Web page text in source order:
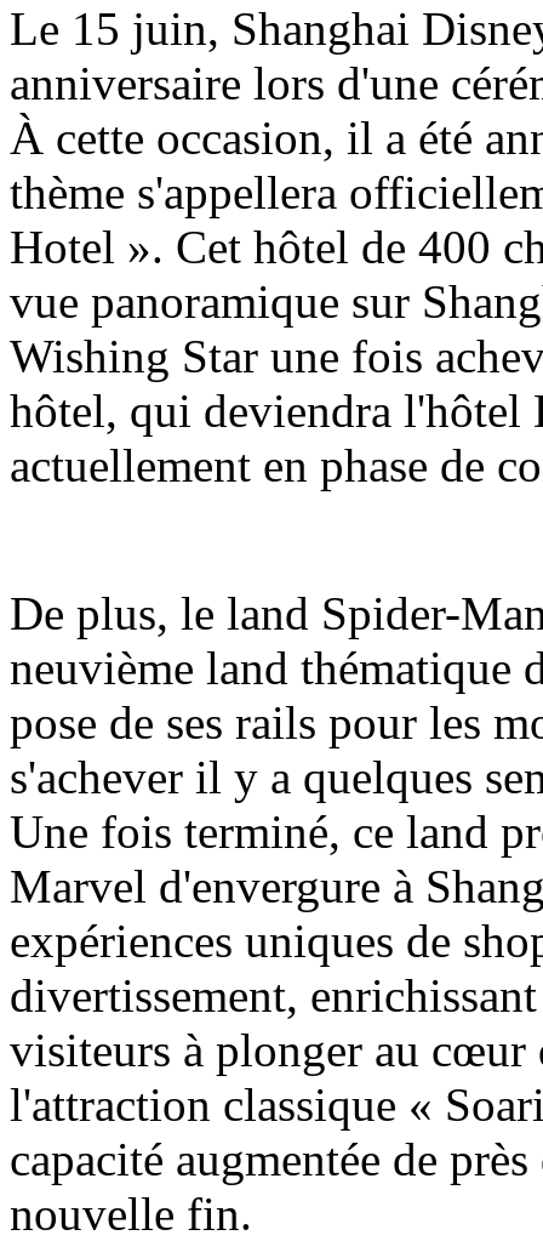
Le 15 juin, Shanghai
anniversaire lors d'une
À cette occasion, il a été
thème s'appellera
Hotel ». Cet hôtel de 400
vue panoramique sur
Wishing Star une fois
hôtel, qui deviendra l'hôtel
actuellement en phase de
De plus, le land Spider-
neuvième land thématique
pose de ses rails pour les
s'achever il y a quelques
Une fois terminé, ce land
Marvel d'envergure à
expériences uniques de
divertissement,
visiteurs à plonger au
l'attraction classique «
capacité augmentée de
nouvelle fin.